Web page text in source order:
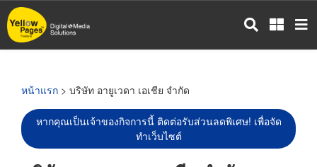
ข้าม
ไป
หน้าแรก > บริษัท อายูเวดา เอเชีย จำกัด
หากคุณเป็นเจ้าของกิจการนี้ ติดต่อรับส่วนลดพิเศษ! เพื่อจัด
ทำเว็บไซต์